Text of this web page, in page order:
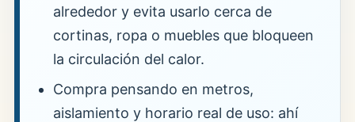
alrededor y evita usarlo cerca de
cortinas, ropa o muebles que bloqueen
la circulación del calor.
Compra pensando en metros,
aislamiento y horario real de uso: ahí